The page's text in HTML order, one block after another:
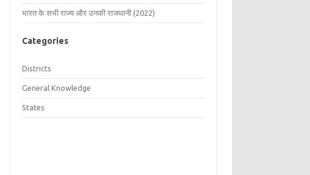
भारत के सभी राज्य और उनकी राजधानी (2022)
Categories
Districts
General Knowledge
States